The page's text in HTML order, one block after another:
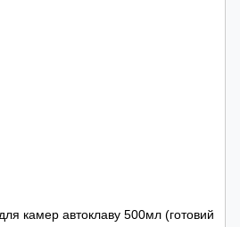
камер автоклаву 500мл (готовий